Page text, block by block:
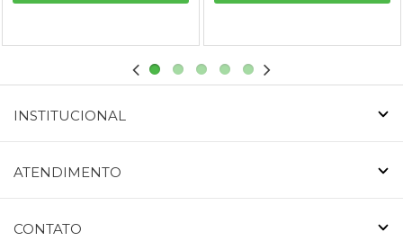
INSTITUCIONAL
ATENDIMENTO
CONTATO